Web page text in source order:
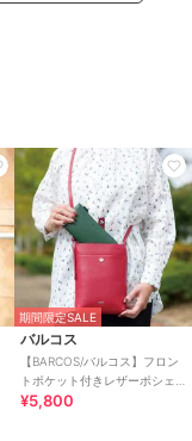
期間限定SALE
バルコス
【BARCOS/バルコス】フロン
トポケット付きレザーポシェ
ット
¥5,800